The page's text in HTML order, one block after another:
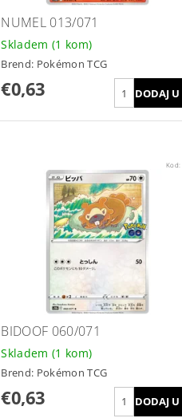
NUMEL 013/071
Skladem (1 kom)
Brend: Pokémon TCG
€0,63
Kod:
BIDOOF 060/071
Skladem (1 kom)
Brend: Pokémon TCG
€0,63